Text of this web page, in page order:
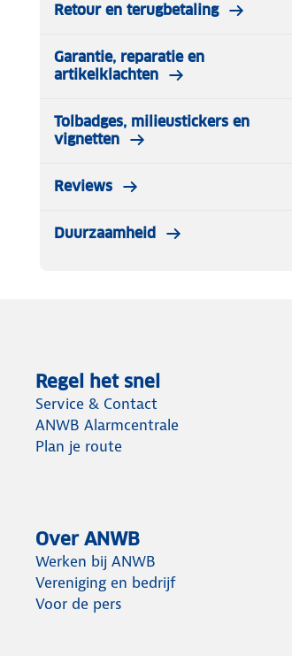
Retour en terugbetaling
Garantie, reparatie en
artikelklachten
Tolbadges, milieustickers en
vignetten
Reviews
Duurzaamheid
Regel het snel
Service & Contact
ANWB Alarmcentrale
Plan je route
Over ANWB
Werken bij ANWB
Vereniging en bedrijf
Voor de pers